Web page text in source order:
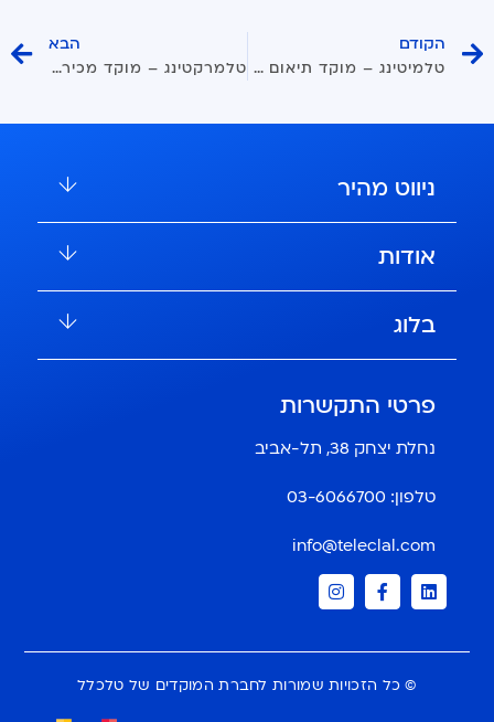
הקודם
טלמיטינג – מוקד תיאום פגישות
הבא
טלמרקטינג – מוקד מכירות טלפוני – שלב 2
ניווט מהיר
אודות
בלוג
פרטי התקשרות
נחלת יצחק 38, תל-אביב
טלפון: 03-6066700
info@teleclal.com
© כל הזכויות שמורות לחברת המוקדים של טלכלל